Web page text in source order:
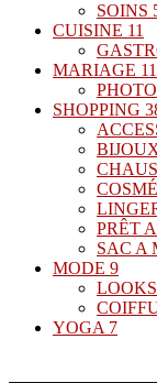
SOINS
CUISINE 11
MARIAGE 11
SHOPPING
PRÊT
SAC A
MODE 9
LOOKS
YOGA 7